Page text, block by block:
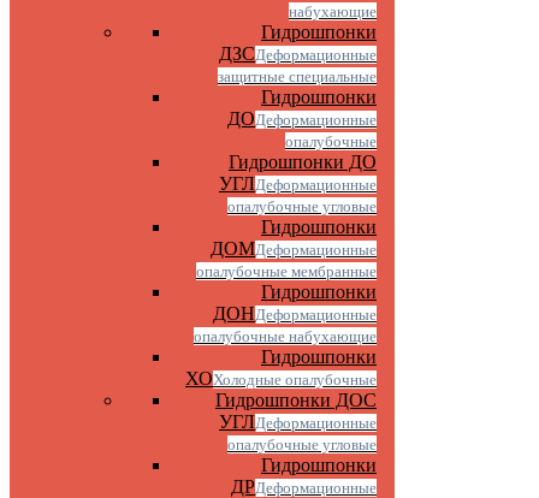
набухающие
Гидрошпонки
ДЗСДеформационные
защитные специальные
Гидрошпонки
ДОДеформационные
опалубочные
Гидрошпонки ДО
УГЛДеформационные
опалубочные угловые
Гидрошпонки
ДОМДеформационные
опалубочные мембранные
Гидрошпонки
ДОНДеформационные
опалубочные набухающие
Гидрошпонки
ХОХолодные опалубочные
Гидрошпонки ДОС
УГЛДеформационные
опалубочные угловые
Гидрошпонки
ДРДеформационные